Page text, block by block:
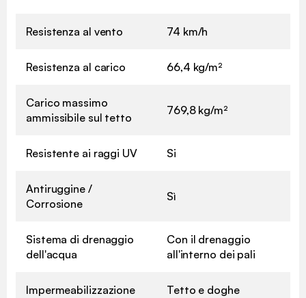
Resistenza al vento 74 km/h
Resistenza al carico 66,4 kg/m²
Carico massimo
ammissibile sul tetto
769,8 kg/m²
Resistente ai raggi UV Si
Antiruggine /
Corrosione
Sì
Sistema di drenaggio
dell'acqua
Con il drenaggio
all'interno dei pali
Impermeabilizzazione Tetto e doghe